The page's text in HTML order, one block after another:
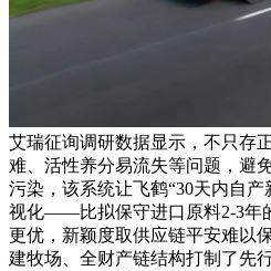
艾瑞征询调研数据显示，不只存
难、活性养分易流失等问题，避
污染，该系统让飞鹤“30天内自
视化——比拟保守进口原料2-3年
更优，新颖度取供应链平安难以
建牧场、全财产链结构打制了先